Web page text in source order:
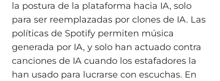
la postura de la plataforma hacia IA, solo
para ser reemplazadas por clones de IA. Las
políticas de Spotify permiten música
generada por IA, y solo han actuado contra
canciones de IA cuando los estafadores la
han usado para lucrarse con escuchas. En